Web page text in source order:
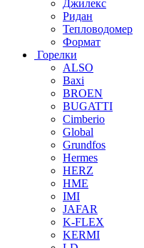
Джилекс
Ридан
Тепловодомер
Формат
Горелки
ALSO
Baxi
BROEN
BUGATTI
Cimberio
Global
Grundfos
Hermes
HERZ
HME
IMI
JAFAR
K-FLEX
KERMI